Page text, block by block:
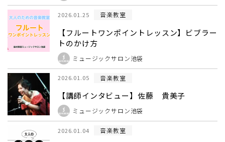
2026.01.25 音楽教室
【フルートワンポイントレッスン】ビブラー
トのかけ方
ミュージックサロン池袋
2026.01.05 音楽教室
【講師インタビュー】佐藤 貴美子
ミュージックサロン池袋
2026.01.04 音楽教室